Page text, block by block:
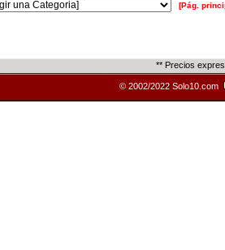
[Pág.
** Precios
© 2002/2022 Solo10.com